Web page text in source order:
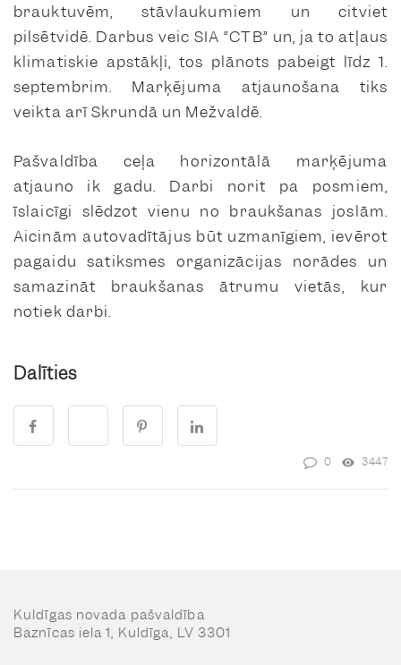
brauktuvēm, stāvlaukumiem un citviet
pilsētvidē. Darbus veic SIA “CTB” un, ja to atļaus
klimatiskie apstākļi, tos plānots pabeigt līdz 1.
septembrim. Marķējuma atjaunošana tiks
veikta arī Skrundā un Mežvaldē.
Pašvaldība ceļa horizontālā marķējuma
atjauno ik gadu. Darbi norit pa posmiem,
īslaicīgi slēdzot vienu no braukšanas joslām.
Aicinām autovadītājus būt uzmanīgiem, ievērot
pagaidu satiksmes organizācijas norādes un
samazināt braukšanas ātrumu vietās, kur
notiek darbi.
Dalīties
0 3447
Kuldīgas novada pašvaldība
Baznīcas iela 1, Kuldīga, LV 3301